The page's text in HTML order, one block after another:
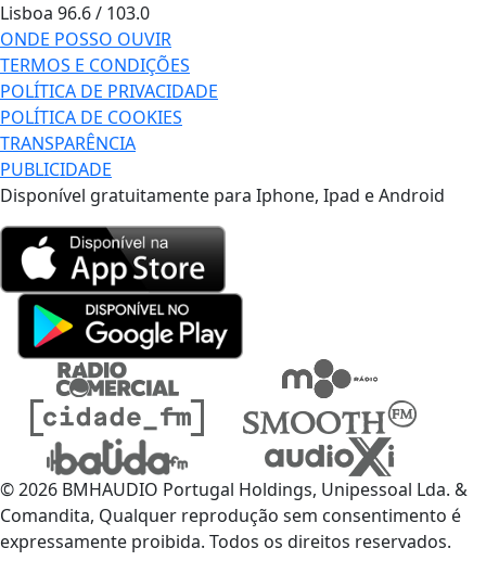
Lisboa 96.6 / 103.0
ONDE POSSO OUVIR
TERMOS E CONDIÇÕES
POLÍTICA DE PRIVACIDADE
POLÍTICA DE COOKIES
TRANSPARÊNCIA
PUBLICIDADE
Disponível gratuitamente para Iphone, Ipad e Android
© 2026 BMHAUDIO Portugal Holdings, Unipessoal Lda. &
Comandita, Qualquer reprodução sem consentimento é
expressamente proibida. Todos os direitos reservados.